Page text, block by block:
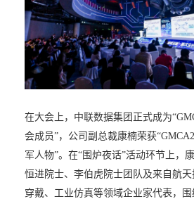
在大会上，中联数据集团正式成为“
会成员”，公司副总裁康楠荣获
军人物”。在“围炉夜话”活动环节上，
恒进院士、李伯虎院士团队及来自航
穿戴、工业仿真等领域企业家代表，